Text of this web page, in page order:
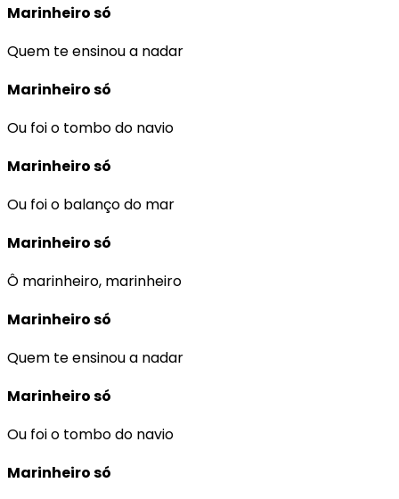
Marinheiro só
Quem te ensinou a nadar
Marinheiro só
Ou foi o tombo do navio
Marinheiro só
Ou foi o balanço do mar
Marinheiro só
Ô marinheiro, marinheiro
Marinheiro só
Quem te ensinou a nadar
Marinheiro só
Ou foi o tombo do navio
Marinheiro só